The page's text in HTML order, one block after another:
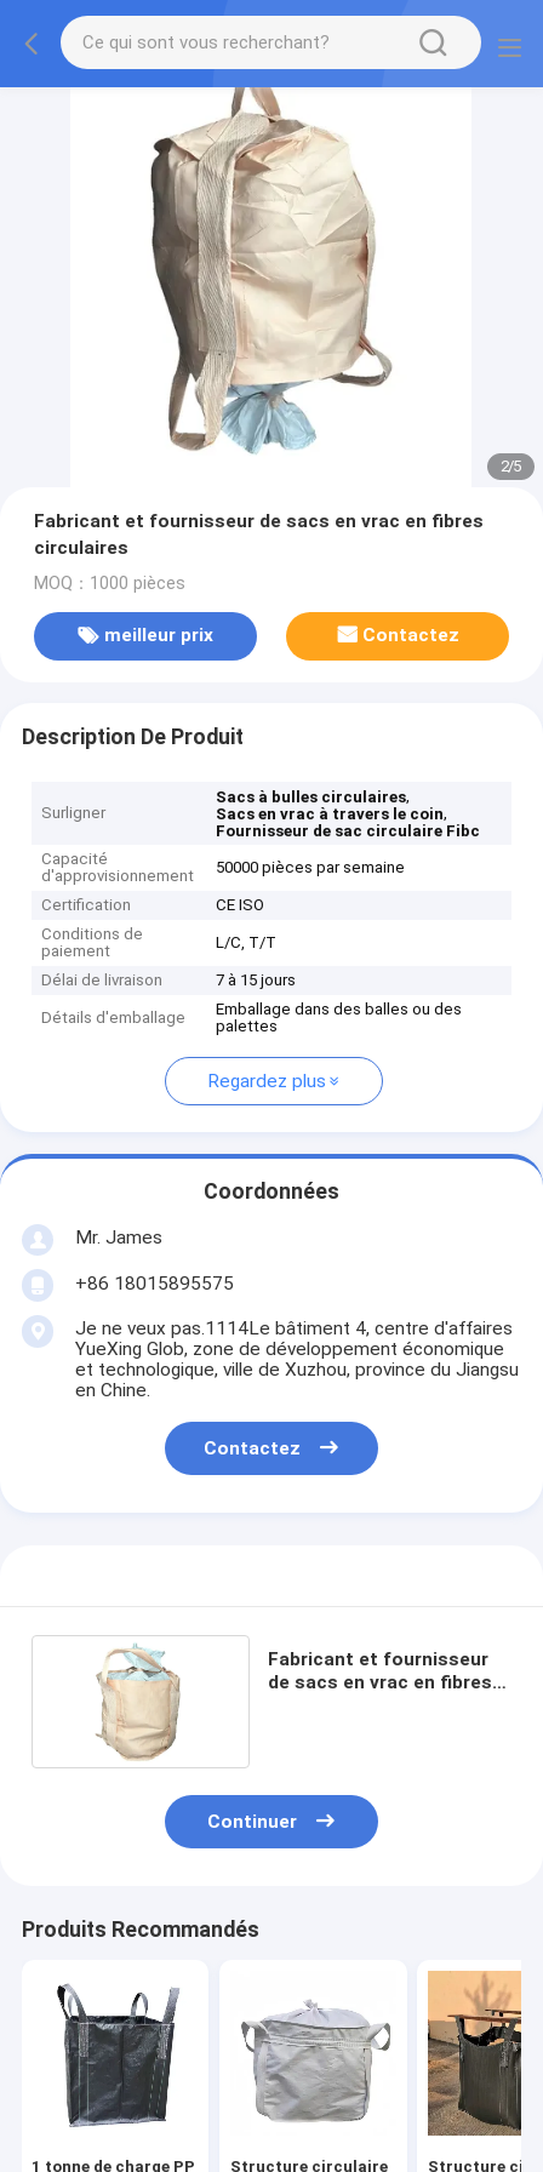
2/5
Fabricant et fournisseur de sacs en vrac en fibres
circulaires
MOQ：1000 pièces
meilleur prix Contactez
Description De Produit
Surligner
Sacs à bulles circulaires,
Sacs en vrac à travers le coin,
Fournisseur de sac circulaire Fibc
Capacité
d'approvisionnement
50000 pièces par semaine
Certification
CE ISO
Conditions de
paiement
L/C, T/T
Délai de livraison 7 à 15 jours
Détails d'emballage
Emballage dans des balles ou des
palettes
Regardez plus
Coordonnées
Mr. James
+86 18015895575
Je ne veux pas.1114Le bâtiment 4, centre d'affaires
YueXing Glob, zone de développement économique
et technologique, ville de Xuzhou, province du Jiangsu
en Chine.
Contactez
Fabricant et fournisseur
de sacs en vrac en fibres
Continuer
Produits Recommandés
1 tonne de charge PP Structure circulaire Structure